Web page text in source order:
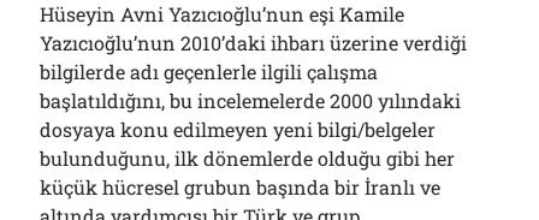
Hüseyin Avni Yazıcıoğlu’nun eşi Kamile
Yazıcıoğlu’nun 2010’daki ihbarı üzerine verdiği
bilgilerde adı geçenlerle ilgili çalışma
başlatıldığını, bu incelemelerde 2000 yılındaki
dosyaya konu edilmeyen yeni bilgi/belgeler
bulunduğunu, ilk dönemlerde olduğu gibi her
küçük hücresel grubun başında bir İranlı ve